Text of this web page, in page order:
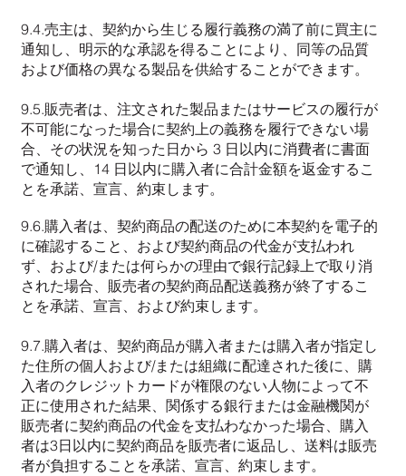
9.4.売主は、契約から生じる履行義務の満了前に買主に
通知し、明示的な承認を得ることにより、同等の品質
および価格の異なる製品を供給することができます。
9.5.販売者は、注文された製品またはサービスの履行が
不可能になった場合に契約上の義務を履行できない場
合、その状況を知った日から 3 日以内に消費者に書面
で通知し、14 日以内に購入者に合計金額を返金するこ
とを承諾、宣言、約束します。
9.6.購入者は、契約商品の配送のために本契約を電子的
に確認すること、および契約商品の代金が支払われ
ず、および/または何らかの理由で銀行記録上で取り消
された場合、販売者の契約商品配送義務が終了するこ
とを承諾、宣言、および約束します。
9.7.購入者は、契約商品が購入者または購入者が指定し
た住所の個人および/または組織に配達された後に、購
入者のクレジットカードが権限のない人物によって不
正に使用された結果、関係する銀行または金融機関が
販売者に契約商品の代金を支払わなかった場合、購入
者は3日以内に契約商品を販売者に返品し、送料は販売
者が負担することを承諾、宣言、約束します。